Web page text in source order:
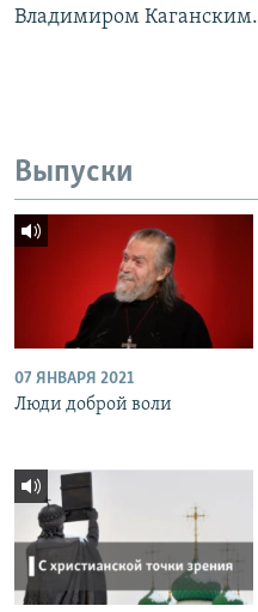
Владимиром Каганским.
Выпуски
07 ЯНВАРЯ 2021
Люди доброй воли